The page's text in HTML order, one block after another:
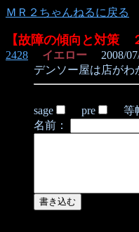
ＭＲ２ちゃんねるに戻る
【故障の傾向と対策
2428 イエロー 2008/07/
デンソー屋は店がわ
sage pre 等
名前：